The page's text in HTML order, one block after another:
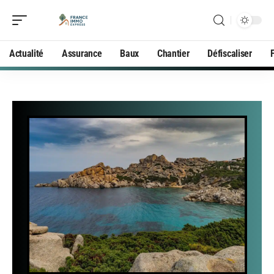
Actualité Assurance Baux Chantier Défiscaliser